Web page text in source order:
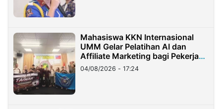
Mahasiswa KKN Internasional
UMM Gelar Pelatihan AI dan
Affiliate Marketing bagi Pekerja
Migran Indonesia di Taiwan
04/08/2026 - 17:24